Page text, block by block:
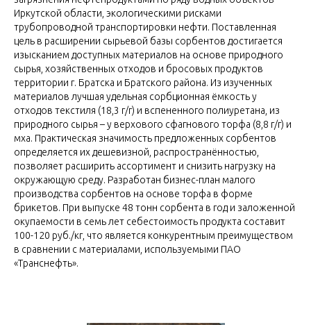
Иркутской области, экологическими рисками
трубопроводной транспортировки нефти. Поставленная
цель в расширении сырьевой базы сорбентов достигается
изысканием доступных материалов на основе природного
сырья, хозяйственных отходов и бросовых продуктов
территории г. Братска и Братского района. Из изученных
материалов лучшая удельная сорбционная ёмкость у
отходов текстиля (18,3 г/г) и вспененного полиуретана, из
природного сырья – у верхового сфагнового торфа (8,8 г/г) и
мха. Практическая значимость предложенных сорбентов
определяется их дешевизной, распространённостью,
позволяет расширить ассортимент и снизить нагрузку на
окружающую среду. Разработан бизнес-план малого
производства сорбентов на основе торфа в форме
брикетов. При выпуске 48 тонн сорбента в год и заложенной
окупаемости в семь лет себестоимость продукта составит
100-120 руб./кг, что является конкурентным преимуществом
в сравнении с материалами, используемыми ПАО
«Транснефть».